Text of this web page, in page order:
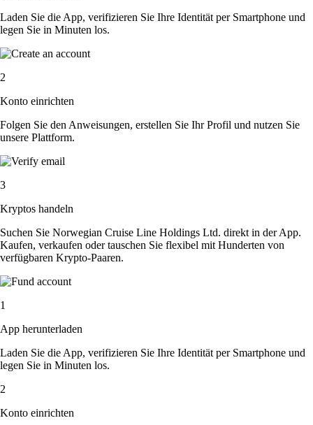
Laden Sie die App, verifizieren Sie Ihre Identität per Smartphone und
legen Sie in Minuten los.
2
Konto einrichten
Folgen Sie den Anweisungen, erstellen Sie Ihr Profil und nutzen Sie
unsere Plattform.
3
Kryptos handeln
Suchen Sie Norwegian Cruise Line Holdings Ltd. direkt in der App.
Kaufen, verkaufen oder tauschen Sie flexibel mit Hunderten von
verfügbaren Krypto-Paaren.
1
App herunterladen
Laden Sie die App, verifizieren Sie Ihre Identität per Smartphone und
legen Sie in Minuten los.
2
Konto einrichten